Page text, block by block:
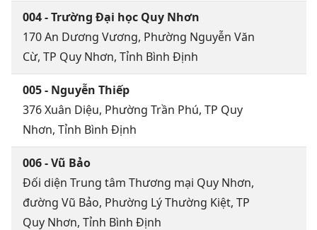
004 - Trường Đại học Quy Nhơn
170 An Dương Vương, Phường Nguyễn Văn
Cừ, TP Quy Nhơn, Tỉnh Bình Định
005 - Nguyễn Thiếp
376 Xuân Diệu, Phường Trần Phú, TP Quy
Nhơn, Tỉnh Bình Định
006 - Vũ Bảo
Đối diện Trung tâm Thương mại Quy Nhơn,
đường Vũ Bảo, Phường Lý Thường Kiệt, TP
Quy Nhơn, Tỉnh Bình Định